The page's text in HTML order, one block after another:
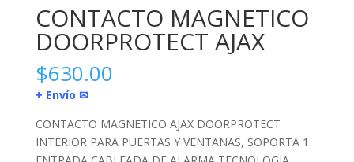
CONTACTO MAGNETICO
DOORPROTECT AJAX
$630.00
+ Envío ✉
CONTACTO MAGNETICO AJAX DOORPROTECT
INTERIOR PARA PUERTAS Y VENTANAS, SOPORTA 1